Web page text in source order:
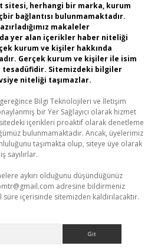
sitesi, herhangi bir marka, kurum
bağlantısı bulunmamaktadır.
makaleler
yer alan içerikler haber niteliği
kurum ve kişiler hakkında
Gerçek kurum ve kişiler ile isim
Sitemizdeki bilgiler
niteliği taşımazlar.
gereğince Bilgi Teknolojileri ve İletişim
bir Yer Sağlayıcı olarak hizmet
içerikleri proaktif olarak denetleme
bulunmamaktadır. Ancak, üyelerimiz
taşımakta olup, siteye üye olarak
sayılırlar.
aykırı olduğunu düşündüğünüz
adresine bildirmeniz
içerisinde sitemizden kaldırılacaktır.